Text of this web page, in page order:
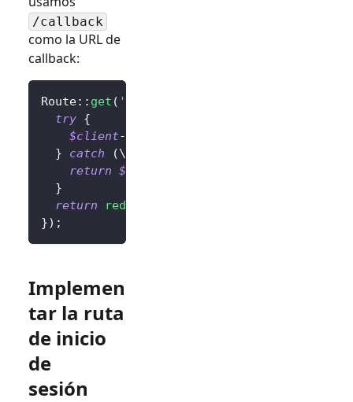
/callback
como la URL de
callback:
Route:: get ( '/callback'
try {
$client->
}
catch (\
return $exception
}
return
redirect
}) ;
Implemen
tar la ruta
de inicio
de
sesión